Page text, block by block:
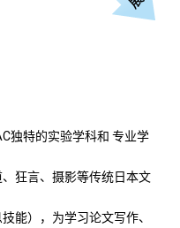
独特的实验学科和 专业学
狂言、摄影等传统日本文
能），为学习论文写作、